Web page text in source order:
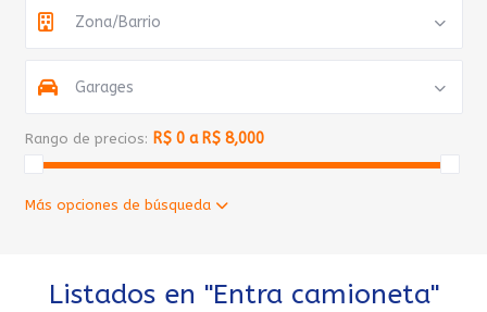
Zona/Barrio
Garages
Rango de precios: R$ 0 a R$ 8,000
Más opciones de búsqueda
Listados en "Entra camioneta"